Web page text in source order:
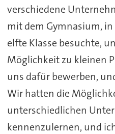
verschiedene
mit dem Gymnasium,
elfte Klasse besuchte,
Möglichkeit zu kleinen
uns dafür bewerben,
Wir hatten die
unterschiedlichen
kennenzulernen, und